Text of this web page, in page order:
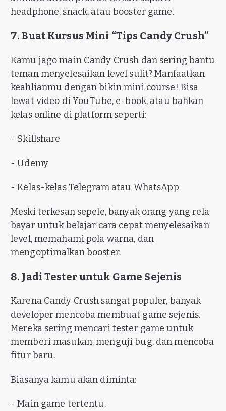
headphone, snack, atau booster game.
7. Buat Kursus Mini “Tips Candy Crush”
Kamu jago main Candy Crush dan sering bantu
teman menyelesaikan level sulit? Manfaatkan
keahlianmu dengan bikin mini course! Bisa
lewat video di YouTube, e-book, atau bahkan
kelas online di platform seperti:
- Skillshare
- Udemy
- Kelas-kelas Telegram atau WhatsApp
Meski terkesan sepele, banyak orang yang rela
bayar untuk belajar cara cepat menyelesaikan
level, memahami pola warna, dan
mengoptimalkan booster.
8. Jadi Tester untuk Game Sejenis
Karena Candy Crush sangat populer, banyak
developer mencoba membuat game sejenis.
Mereka sering mencari tester game untuk
memberi masukan, menguji bug, dan mencoba
fitur baru.
Biasanya kamu akan diminta:
- Main game tertentu.